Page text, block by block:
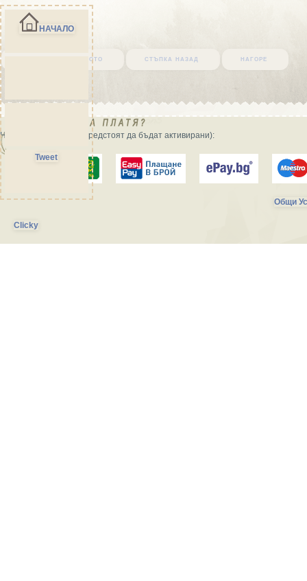
върни се в началото стъпка назад нагоре
Начини на плащане (предстоят да бъдат активирани):
Общи
Clicky
НАЧАЛО
Tweet